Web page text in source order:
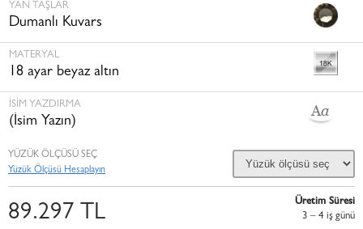
YAN TAŞLAR
Dumanlı Kuvars
MATERYAL
18 ayar beyaz altın
İSİM YAZDIRMA
(İsim Yazın)
YÜZÜK ÖLÇÜSÜ SEÇ
Yüzük Ölçüsü Hesaplayın
89.297 TL
Üretim Süresi
3 – 4 i̇ş günü